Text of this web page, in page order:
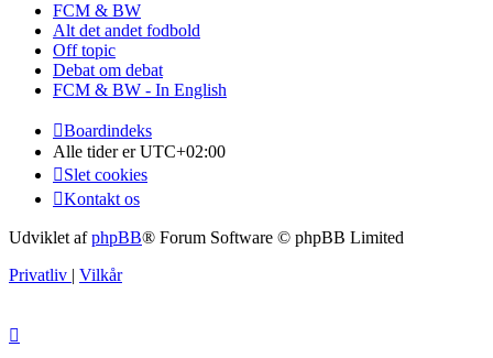
FCM & BW
Alt det andet fodbold
Off topic
Debat om debat
FCM & BW - In English
Boardindeks
Alle tider erUTC+02:00
Slet cookies
Kontakt os
Udviklet afphpBB® Forum Software © phpBB Limited
Privatliv | Vilkår